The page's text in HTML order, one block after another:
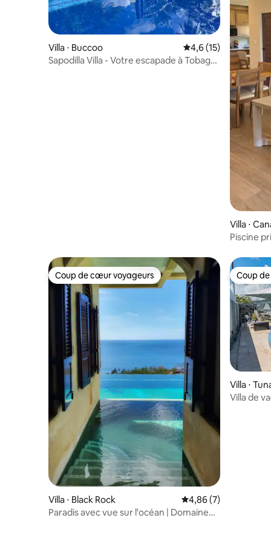
Villa ⋅ Buccoo Évaluation moyenne
4,6 (15)
Sapodilla Villa - Votre escapade à Tobago
Villa ⋅
Piscine
Coup de cœur voyageurs
Coup de cœur voyageurs
Villa ⋅ Black Rock Évaluation moyenne
4,86 (7)
Paradis avec vue sur l'océan | Domaine
Coup
Coup
Villa ⋅
nal
Villa de